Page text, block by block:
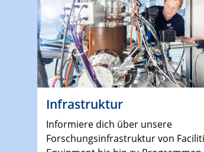
Infrastruktur
Informiere dich über unsere
Forschungsinfrastruktur von